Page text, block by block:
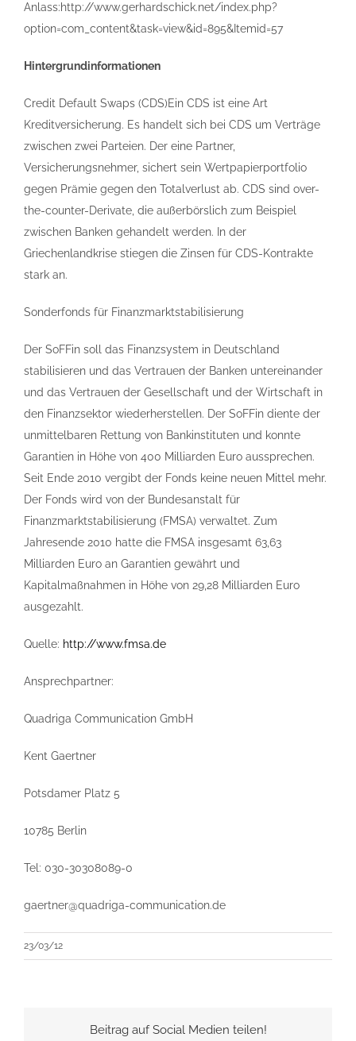
Anlass:http://www.gerhardschick.net/index.php?
option=com_content&task=view&id=895&Itemid=57
Hintergrundinformationen
Credit Default Swaps (CDS)Ein CDS ist eine Art
Kreditversicherung. Es handelt sich bei CDS um Verträge
zwischen zwei Parteien. Der eine Partner,
Versicherungsnehmer, sichert sein Wertpapierportfolio
gegen Prämie gegen den Totalverlust ab. CDS sind over-
the-counter-Derivate, die außerbörslich zum Beispiel
zwischen Banken gehandelt werden. In der
Griechenlandkrise stiegen die Zinsen für CDS-Kontrakte
stark an.
Sonderfonds für Finanzmarktstabilisierung
Der SoFFin soll das Finanzsystem in Deutschland
stabilisieren und das Vertrauen der Banken untereinander
und das Vertrauen der Gesellschaft und der Wirtschaft in
den Finanzsektor wiederherstellen. Der SoFFin diente der
unmittelbaren Rettung von Bankinstituten und konnte
Garantien in Höhe von 400 Milliarden Euro aussprechen.
Seit Ende 2010 vergibt der Fonds keine neuen Mittel mehr.
Der Fonds wird von der Bundesanstalt für
Finanzmarktstabilisierung (FMSA) verwaltet. Zum
Jahresende 2010 hatte die FMSA insgesamt 63,63
Milliarden Euro an Garantien gewährt und
Kapitalmaßnahmen in Höhe von 29,28 Milliarden Euro
ausgezahlt.
Quelle: http://www.fmsa.de
Ansprechpartner:
Quadriga Communication GmbH
Kent Gaertner
Potsdamer Platz 5
10785 Berlin
Tel: 030-30308089-0
gaertner@quadriga-communication.de
23/03/12
Beitrag auf Social Medien teilen!